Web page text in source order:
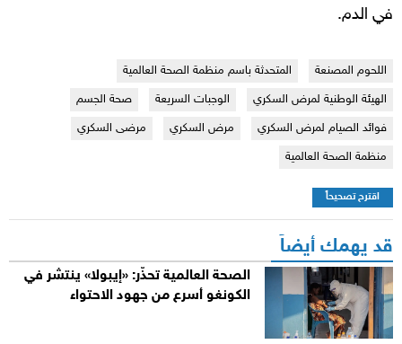
في الدم.
اللحوم المصنعة
المتحدثة باسم منظمة الصحة العالمية
الهيئة الوطنية لمرض السكري
الوجبات السريعة
صحة الجسم
فوائد الصيام لمرض السكري
مرض السكري
مرضى السكري
منظمة الصحة العالمية
اقترح تصحيحاً
قد يهمك أيضاً
الصحة العالمية تحذّر: «إيبولا» ينتشر في
الكونغو أسرع من جهود الاحتواء